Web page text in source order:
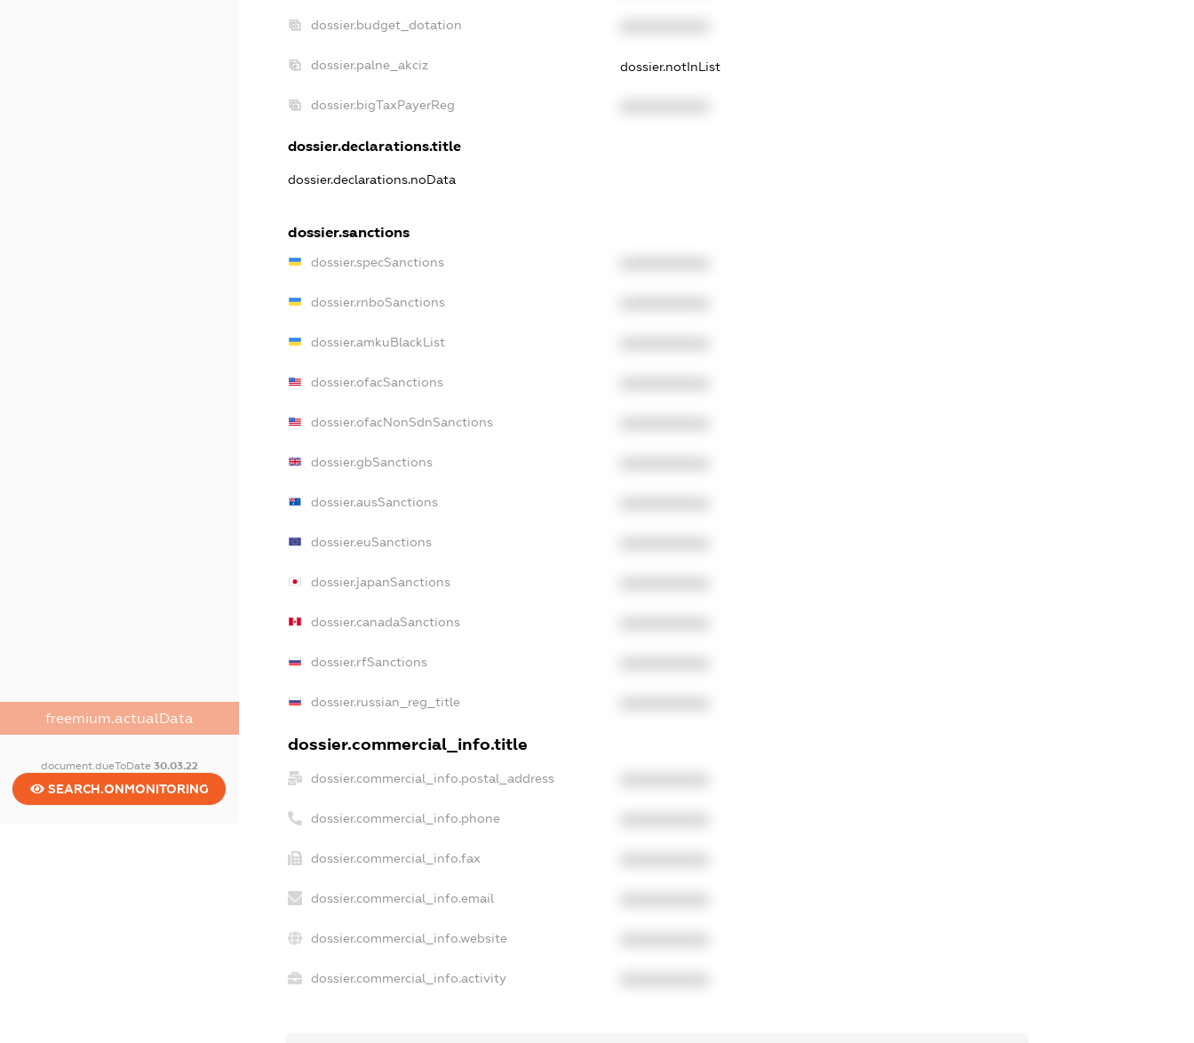
freemium.actualData
document.dueToDate 30.03.22
SEARCH.ONMONITORING
dossier.budget_dotation
dossier.palne_akciz dossier.notInList
dossier.bigTaxPayerReg
dossier.declarations.title
dossier.declarations.noData
dossier.sanctions
dossier.specSanctions
dossier.rnboSanctions
dossier.amkuBlackList
dossier.ofacSanctions
dossier.ofacNonSdnSanctions
dossier.gbSanctions
dossier.ausSanctions
dossier.euSanctions
dossier.japanSanctions
dossier.canadaSanctions
dossier.rfSanctions
dossier.russian_reg_title
dossier.commercial_info.title
dossier.commercial_info.postal_address
dossier.commercial_info.phone
dossier.commercial_info.fax
dossier.commercial_info.email
dossier.commercial_info.website
dossier.commercial_info.activity